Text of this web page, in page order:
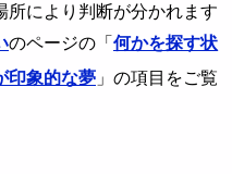
所により判断が分かれます
のページの「 何かを探す状
印象的な夢 」の項目をご覧